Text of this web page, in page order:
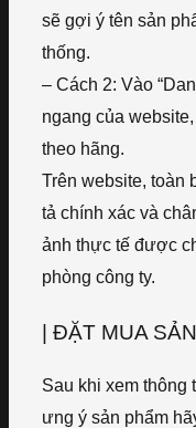
sẽ gợi ý tên sản
thống.
– Cách 2: Vào
ngang của
theo hãng.
Trên website, toàn
tả chính xác và
ảnh thực tế được
phòng công ty.
| ĐẶT MUA
Sau khi xem thông
ưng ý sản phẩm